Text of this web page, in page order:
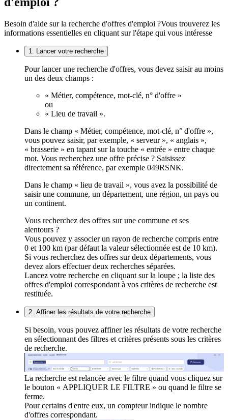
Besoin d'aide sur la recherche d'offres d'emploi ?Vous trouverez les
informations essentielles en cliquant sur l'étape qui vous intéresse
1. Lancer votre recherche
Pour lancer une recherche d'offres, vous devez saisir au moins
un des deux champs :
« Métier, compétence, mot-clé, n° d'offre »
ou
« Lieu de travail ».
Dans le champ « Métier, compétence, mot-clé, n° d'offre »,
vous pouvez saisir, par exemple, « serveur », « anglais »,
« brasserie » en tapant sur la touche « entrée » entre chaque
mot. Vous recherchez une offre précise ? Saisissez
directement sa référence, par exemple 049RSNK.
Dans le champ « lieu de travail », vous avez la possibilité de
saisir une commune, un département, une région, un pays ou
un continent.
Vous recherchez des offres sur une commune et ses
alentours ?
Vous pouvez y associer un rayon de recherche compris entre
0 et 100 km (par défaut la valeur sélectionnée est de 10 km).
Si vous recherchez des offres sur deux départements, vous
devez alors effectuer deux recherches séparées.
Lancez votre recherche en cliquant sur la loupe ; la liste des
offres d'emploi correspondant à vos critères de recherche est
restituée.
2. Affiner les résultats de votre recherche
Si besoin, vous pouvez affiner les résultats de votre recherche
en sélectionnant des filtres et critères présents sous les critères
de recherche.
La recherche est relancée avec le filtre quand vous cliquez sur
le bouton « APPLIQUER LE FILTRE » ou quand le filtre se
ferme.
Pour certains d'entre eux, un compteur indique le nombre
d'offres correspondant.